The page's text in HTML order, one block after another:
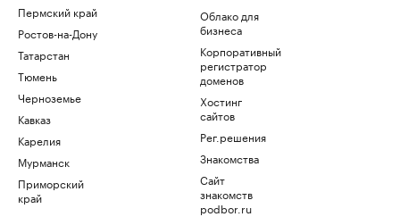
Пермский край
Ростов-на-Дону
Татарстан
Тюмень
Черноземье
Кавказ
Карелия
Мурманск
Приморский
край
Облако для
бизнеса
Корпоративный
регистратор
доменов
Хостинг
сайтов
Рег.решения
Знакомства
Сайт
знакомств
podbor.ru